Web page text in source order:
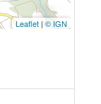
Leaflet | © IGN